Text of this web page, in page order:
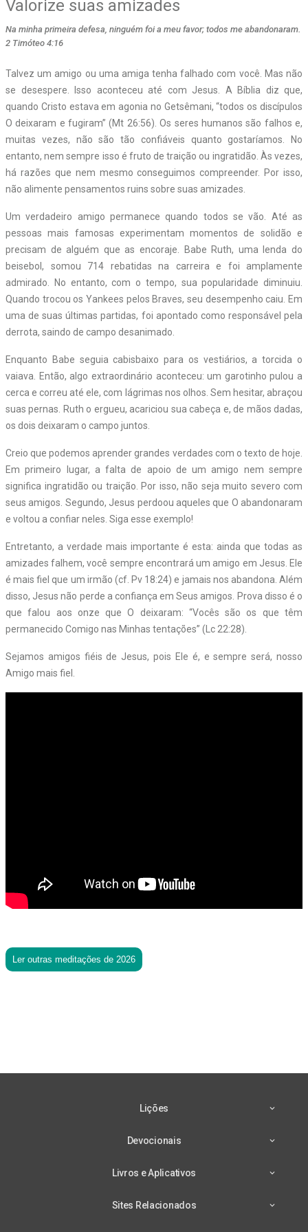
Valorize suas amizades
Na minha primeira defesa, ninguém foi a meu favor; todos me abandonaram.
2 Timóteo 4:16
Talvez um amigo ou uma amiga tenha falhado com você. Mas não
se desespere. Isso aconteceu até com Jesus. A Bíblia diz que,
quando Cristo estava em agonia no Getsêmani, “todos os discípulos
O deixaram e fugiram” (Mt 26:56). Os seres humanos são falhos e,
muitas vezes, não são tão confiáveis quanto gostaríamos. No
entanto, nem sempre isso é fruto de traição ou ingratidão. Às vezes,
há razões que nem mesmo conseguimos compreender. Por isso,
não alimente pensamentos ruins sobre suas amizades.
Um verdadeiro amigo permanece quando todos se vão. Até as
pessoas mais famosas experimentam momentos de solidão e
precisam de alguém que as encoraje. Babe Ruth, uma lenda do
beisebol, somou 714 rebatidas na carreira e foi amplamente
admirado. No entanto, com o tempo, sua popularidade diminuiu.
Quando trocou os Yankees pelos Braves, seu desempenho caiu. Em
uma de suas últimas partidas, foi apontado como responsável pela
derrota, saindo de campo desanimado.
Enquanto Babe seguia cabisbaixo para os vestiários, a torcida o
vaiava. Então, algo extraordinário aconteceu: um garotinho pulou a
cerca e correu até ele, com lágrimas nos olhos. Sem hesitar, abraçou
suas pernas. Ruth o ergueu, acariciou sua cabeça e, de mãos dadas,
os dois deixaram o campo juntos.
Creio que podemos aprender grandes verdades com o texto de hoje.
Em primeiro lugar, a falta de apoio de um amigo nem sempre
significa ingratidão ou traição. Por isso, não seja muito severo com
seus amigos. Segundo, Jesus perdoou aqueles que O abandonaram
e voltou a confiar neles. Siga esse exemplo!
Entretanto, a verdade mais importante é esta: ainda que todas as
amizades falhem, você sempre encontrará um amigo em Jesus. Ele
é mais fiel que um irmão (cf. Pv 18:24) e jamais nos abandona. Além
disso, Jesus não perde a confiança em Seus amigos. Prova disso é o
que falou aos onze que O deixaram: “Vocês são os que têm
permanecido Comigo nas Minhas tentações” (Lc 22:28).
Sejamos amigos fiéis de Jesus, pois Ele é, e sempre será, nosso
Amigo mais fiel.
Ler outras meditações de 2026
Lições
Devocionais
Livros e Aplicativos
Sites Relacionados